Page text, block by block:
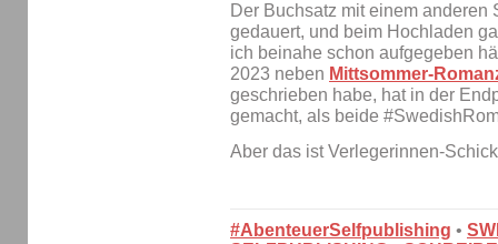
Der Buchsatz mit einem anderen
gedauert, und beim Hochladen
ich beinahe schon aufgegeben
2023 neben Mittsommer-
geschrieben habe, hat in der
gemacht, als beide
Aber das ist Verlegerinnen-
#AbenteuerSelfpublishing •